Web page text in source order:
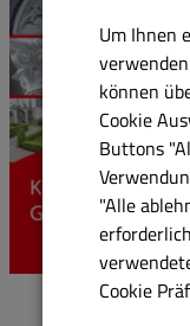
Um Ihnen
können
Cookie
Buttons
"Alle
Cookie